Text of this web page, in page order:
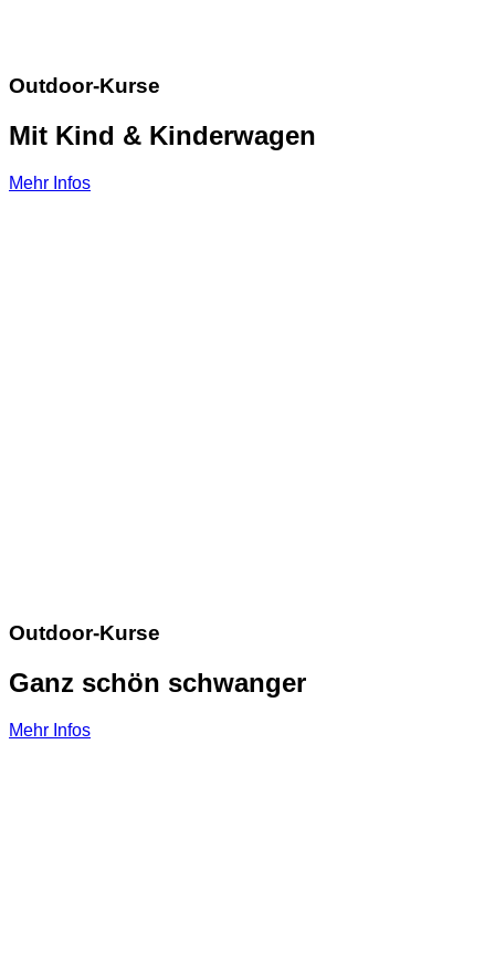
Outdoor-Kurse
Mit Kind & Kinderwagen
Mehr Infos
Outdoor-Kurse
Ganz schön schwanger
Mehr Infos